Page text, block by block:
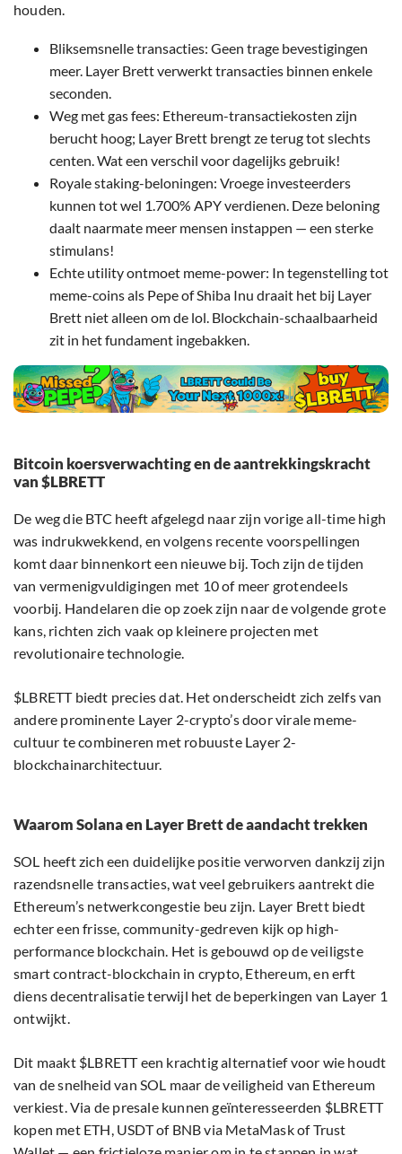
houden.
Bliksemsnelle transacties: Geen trage bevestigingen
meer. Layer Brett verwerkt transacties binnen enkele
seconden.
Weg met gas fees: Ethereum-transactiekosten zijn
berucht hoog; Layer Brett brengt ze terug tot slechts
centen. Wat een verschil voor dagelijks gebruik!
Royale staking-beloningen: Vroege investeerders
kunnen tot wel 1.700% APY verdienen. Deze beloning
daalt naarmate meer mensen instappen — een sterke
stimulans!
Echte utility ontmoet meme-power: In tegenstelling tot
meme-coins als Pepe of Shiba Inu draait het bij Layer
Brett niet alleen om de lol. Blockchain-schaalbaarheid
zit in het fundament ingebakken.
Bitcoin koersverwachting en de aantrekkingskracht
van $LBRETT
De weg die BTC heeft afgelegd naar zijn vorige all-time high
was indrukwekkend, en volgens recente voorspellingen
komt daar binnenkort een nieuwe bij. Toch zijn de tijden
van vermenigvuldigingen met 10 of meer grotendeels
voorbij. Handelaren die op zoek zijn naar de volgende grote
kans, richten zich vaak op kleinere projecten met
revolutionaire technologie.
$LBRETT biedt precies dat. Het onderscheidt zich zelfs van
andere prominente Layer 2-crypto’s door virale meme-
cultuur te combineren met robuuste Layer 2-
blockchainarchitectuur.
Waarom Solana en Layer Brett de aandacht trekken
SOL heeft zich een duidelijke positie verworven dankzij zijn
razendsnelle transacties, wat veel gebruikers aantrekt die
Ethereum’s netwerkcongestie beu zijn. Layer Brett biedt
echter een frisse, community-gedreven kijk op high-
performance blockchain. Het is gebouwd op de veiligste
smart contract-blockchain in crypto, Ethereum, en erft
diens decentralisatie terwijl het de beperkingen van Layer 1
ontwijkt.
Dit maakt $LBRETT een krachtig alternatief voor wie houdt
van de snelheid van SOL maar de veiligheid van Ethereum
verkiest. Via de presale kunnen geïnteresseerden $LBRETT
kopen met ETH, USDT of BNB via MetaMask of Trust